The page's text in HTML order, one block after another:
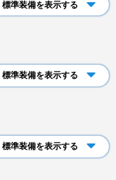
標準装備を表示する
標準装備を表示する
標準装備を表示する